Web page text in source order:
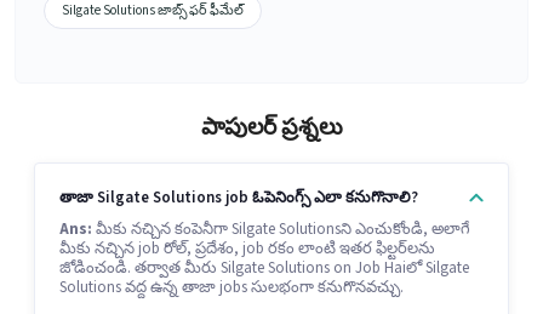
Silgate Solutions జాబ్స్ ఫర్ ఫీమేల్
పాపులర్ ప్రశ్నలు
తాజా Silgate Solutions job ఓపెనింగ్స్ ఎలా కనుగొనాలి?
Ans: మీకు నచ్చిన కంపెనీగా Silgate Solutionsని ఎంచుకోండి, అలాగే
మీకు నచ్చిన job రోల్, ప్రదేశం, job రకం లాంటి ఇతర ఫిల్టర్‌లను
జోడించండి. తర్వాత మీరు Silgate Solutions on Job Haiలో Silgate
Solutions వద్ద ఉన్న తాజా jobs సులభంగా కనుగొనవచ్చు.